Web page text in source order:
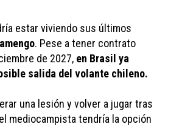
estar viviendo sus últimos
. Pese a tener contrato
de 2027, en Brasil ya
salida del volante chileno.
una lesión y volver a jugar tras
mediocampista tendría la opción